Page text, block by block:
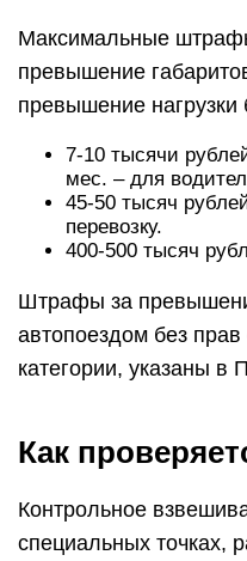
Максимальные
превышение
превышение
7-10 тысячи
мес. – для
45-50 тысяч
перевозку.
400-500 тысяч
Штрафы за
автопоездом без
категории, указаны в
Как
Контрольное
специальных точках,